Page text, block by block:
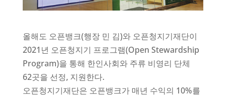
올해도 오픈뱅크(행장 민 김)와 오픈청지기재단이
2021년 오픈청지기 프로그램(Open Stewardship
Program)을 통해 한인사회와 주류 비영리 단체
62곳을 선정, 지원한다.
오픈청지기재단은 오픈뱅크가 매년 수익의 10%를